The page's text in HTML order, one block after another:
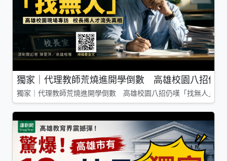
獨家｜代理教師荒燒進開學倒數 高雄校園八招仍
獨家｜代理教師荒燒進開學倒數 高雄校園八招仍嘆「找無人」